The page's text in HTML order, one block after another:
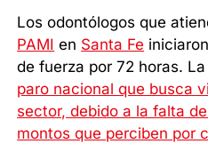
Los odontólogos que
PAMI en Santa Fe
de fuerza por 72 horas.
paro nacional que busca
sector, debido a la falta
montos que perciben por